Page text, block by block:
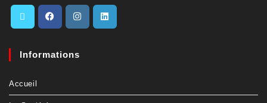
Informations
Accueil